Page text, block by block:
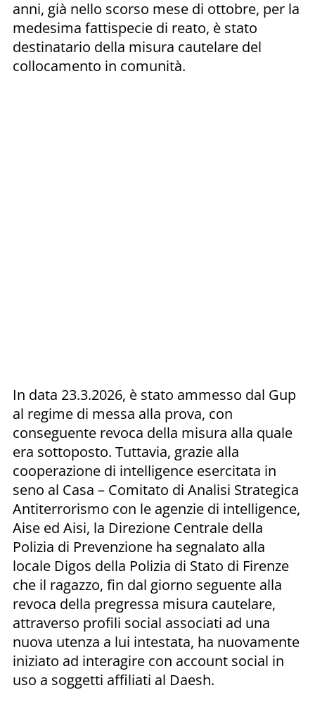
anni, già nello scorso mese di ottobre, per la
medesima fattispecie di reato, è stato
destinatario della misura cautelare del
collocamento in comunità.
In data 23.3.2026, è stato ammesso dal Gup
al regime di messa alla prova, con
conseguente revoca della misura alla quale
era sottoposto. Tuttavia, grazie alla
cooperazione di intelligence esercitata in
seno al Casa – Comitato di Analisi Strategica
Antiterrorismo con le agenzie di intelligence,
Aise ed Aisi, la Direzione Centrale della
Polizia di Prevenzione ha segnalato alla
locale Digos della Polizia di Stato di Firenze
che il ragazzo, fin dal giorno seguente alla
revoca della pregressa misura cautelare,
attraverso profili social associati ad una
nuova utenza a lui intestata, ha nuovamente
iniziato ad interagire con account social in
uso a soggetti affiliati al Daesh.